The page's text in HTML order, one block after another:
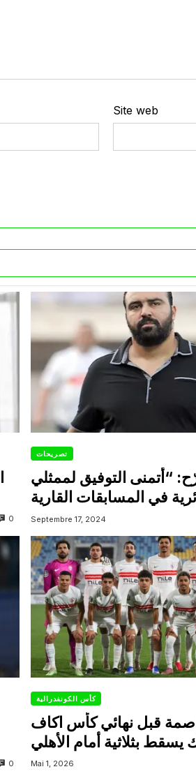
Site web
0
تصريحات
“أتمنى التوفيق لممثلي
Septembre 17, 2024
0
كأس الكونفدرالية
قبل نهائي كأس اكاف
Mai 1, 2026